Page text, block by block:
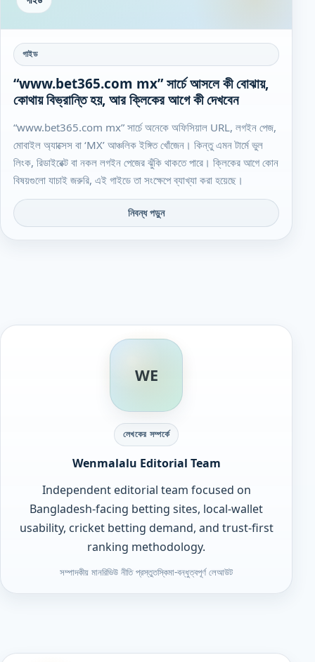
গাইড
“www.bet365.com mx” সার্চে আসলে কী বোঝায়,
কোথায় বিভ্রান্তি হয়, আর ক্লিকের আগে কী দেখবেন
“www.bet365.com mx” সার্চে অনেকে অফিসিয়াল URL, লগইন পেজ,
মোবাইল অ্যাক্সেস বা ‘MX’ আঞ্চলিক ইঙ্গিত খোঁজেন। কিন্তু এমন টার্মে ভুল
লিংক, রিডাইরেক্ট বা নকল লগইন পেজের ঝুঁকি থাকতে পারে। ক্লিকের আগে কোন
বিষয়গুলো যাচাই জরুরি, এই গাইডে তা সংক্ষেপে ব্যাখ্যা করা হয়েছে।
নিবন্ধ পড়ুন
WE
লেখকের সম্পর্কে
Wenmalalu Editorial Team
Independent editorial team focused on
Bangladesh-facing betting sites, local-wallet
usability, cricket betting demand, and trust-first
ranking methodology.
সম্পাদকীয় মানরিভিউ নীতি প্রস্তুতস্কিমা-বন্ধুত্বপূর্ণ লেআউট